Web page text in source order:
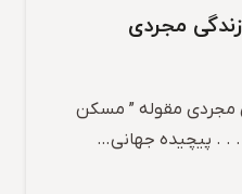
مجردی
مجردی مقوله ” مسکن
. . پیچیده جهانی…